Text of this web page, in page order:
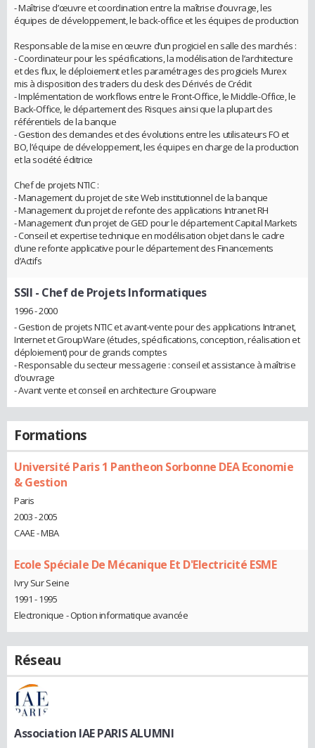
- Maîtrise d’œuvre et coordination entre la maîtrise d’ouvrage, les
équipes de développement, le back-office et les équipes de production
Responsable de la mise en œuvre d’un progiciel en salle des marchés :
- Coordinateur pour les spécifications, la modélisation de l’architecture
et des flux, le déploiement et les paramétrages des progiciels Murex
mis à disposition des traders du desk des Dérivés de Crédit
- Implémentation de workflows entre le Front-Office, le Middle-Office, le
Back-Office, le département des Risques ainsi que la plupart des
référentiels de la banque
- Gestion des demandes et des évolutions entre les utilisateurs FO et
BO, l’équipe de développement, les équipes en charge de la production
et la société éditrice
Chef de projets NTIC :
- Management du projet de site Web institutionnel de la banque
- Management du projet de refonte des applications Intranet RH
- Management d’un projet de GED pour le département Capital Markets
- Conseil et expertise technique en modélisation objet dans le cadre
d’une refonte applicative pour le département des Financements
d’Actifs
SSII - Chef de Projets Informatiques
1996 - 2000
- Gestion de projets NTIC et avant-vente pour des applications Intranet,
Internet et GroupWare (études, spécifications, conception, réalisation et
déploiement) pour de grands comptes
- Responsable du secteur messagerie : conseil et assistance à maîtrise
d’ouvrage
- Avant vente et conseil en architecture Groupware
Formations
Université Paris 1 Pantheon Sorbonne DEA Economie
& Gestion
Paris
2003 - 2005
CAAE - MBA
Ecole Spéciale De Mécanique Et D'Electricité ESME
Ivry Sur Seine
1991 - 1995
Electronique - Option informatique avancée
Réseau
Association IAE PARIS ALUMNI